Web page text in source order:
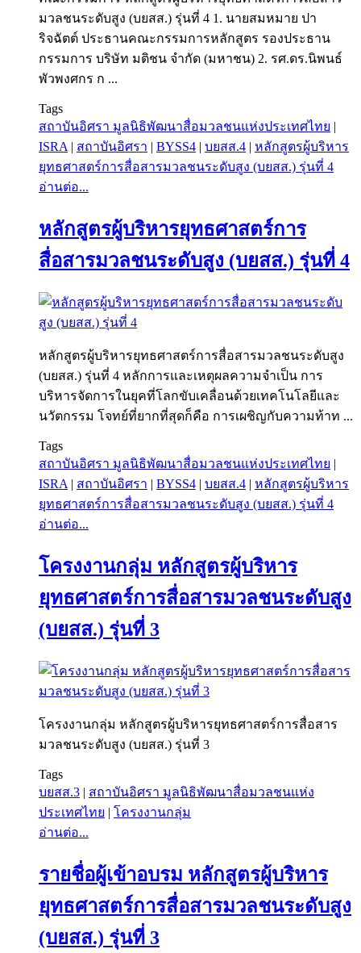
มวลชนระดับสูง (บยสส.) รุ่นที่ 4 1. นายสมหมาย ปา
ริจฉัตต์ ประธานคณะกรรมการหลักสูตร รองประธาน
กรรมการ บริษัท มติชน จำกัด (มหาชน) 2. รศ.ดร.นิพนธ์
พัวพงศกร ก ...
Tags
สถาบันอิศรา มูลนิธิพัฒนาสื่อมวลชนแห่งประเทศไทย |
ISRA | สถาบันอิศรา | BYSS4 | บยสส.4 | หลักสูตรผู้บริหาร
ยุทธศาสตร์การสื่อสารมวลชนระดับสูง (บยสส.) รุ่นที่ 4
อ่านต่อ...
หลักสูตรผู้บริหารยุทธศาสตร์การ
สื่อสารมวลชนระดับสูง (บยสส.) รุ่นที่ 4
หลักสูตรผู้บริหารยุทธศาสตร์การสื่อสารมวลชนระดับสูง
(บยสส.) รุ่นที่ 4 หลักการและเหตุผลความจำเป็น การ
บริหารจัดการในยุคที่โลกขับเคลื่อนด้วยเทคโนโลยีและ
นวัตกรรม โจทย์ที่ยากที่สุดก็คือ การเผชิญกับความท้าท ...
Tags
สถาบันอิศรา มูลนิธิพัฒนาสื่อมวลชนแห่งประเทศไทย |
ISRA | สถาบันอิศรา | BYSS4 | บยสส.4 | หลักสูตรผู้บริหาร
ยุทธศาสตร์การสื่อสารมวลชนระดับสูง (บยสส.) รุ่นที่ 4
อ่านต่อ...
โครงงานกลุ่ม หลักสูตรผู้บริหาร
ยุทธศาสตร์การสื่อสารมวลชนระดับสูง
(บยสส.) รุ่นที่ 3
โครงงานกลุ่ม หลักสูตรผู้บริหารยุทธศาสตร์การสื่อสาร
มวลชนระดับสูง (บยสส.) รุ่นที่ 3
Tags
บยสส.3 | สถาบันอิศรา มูลนิธิพัฒนาสื่อมวลชนแห่ง
ประเทศไทย | โครงงานกลุ่ม
อ่านต่อ...
รายชื่อผู้เข้าอบรม หลักสูตรผู้บริหาร
ยุทธศาสตร์การสื่อสารมวลชนระดับสูง
(บยสส.) รุ่นที่ 3